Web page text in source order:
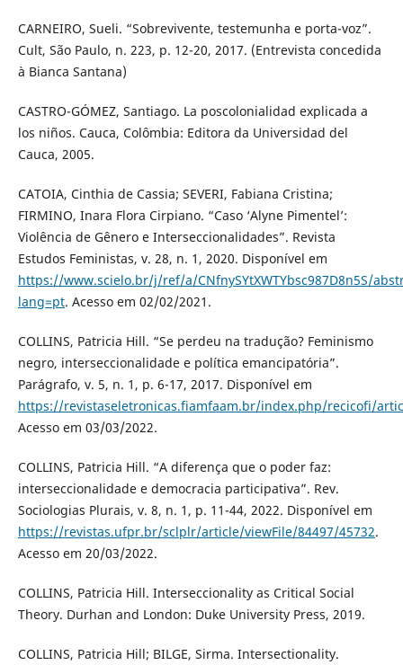
CARNEIRO, Sueli. “Sobrevivente, testemunha e porta-voz”.
Cult, São Paulo, n. 223, p. 12-20, 2017. (Entrevista concedida
à Bianca Santana)
CASTRO-GÓMEZ, Santiago. La poscolonialidad explicada a
los niños. Cauca, Colômbia: Editora da Universidad del
Cauca, 2005.
CATOIA, Cinthia de Cassia; SEVERI, Fabiana Cristina;
FIRMINO, Inara Flora Cirpiano. “Caso ‘Alyne Pimentel’:
Violência de Gênero e Interseccionalidades”. Revista
Estudos Feministas, v. 28, n. 1, 2020. Disponível em
https://www.scielo.br/j/ref/a/CNfnySYtXWTYbsc987D8n5S/
lang=pt. Acesso em 02/02/2021.
COLLINS, Patricia Hill. “Se perdeu na tradução? Feminismo
negro, interseccionalidade e política emancipatória”.
Parágrafo, v. 5, n. 1, p. 6-17, 2017. Disponível em
https://revistaseletronicas.fiamfaam.br/index.php/recicofi/
Acesso em 03/03/2022.
COLLINS, Patricia Hill. “A diferença que o poder faz:
interseccionalidade e democracia participativa”. Rev.
Sociologias Plurais, v. 8, n. 1, p. 11-44, 2022. Disponível em
https://revistas.ufpr.br/sclplr/article/viewFile/84497/45732.
Acesso em 20/03/2022.
COLLINS, Patricia Hill. Interseccionality as Critical Social
Theory. Durhan and London: Duke University Press, 2019.
COLLINS, Patricia Hill; BILGE, Sirma. Intersectionality.